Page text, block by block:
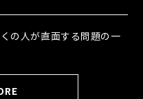
の人が直面する問題の一